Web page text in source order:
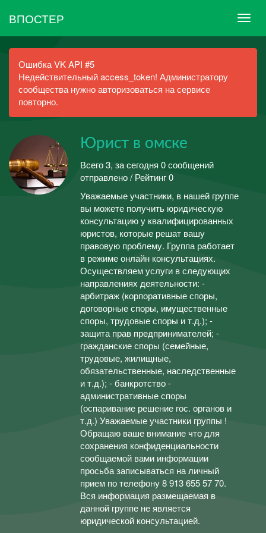
ВПОСТЕР
Ошибка VK API #5
Недействительный access_token! Администратору
сообщества нужно авторизоваться на сервисе
повторно.
Юрист в омске
Всего 3, за сегодня 0 сообщений
отправлено / Рейтинг 0
Уважаемые участники, в нашей группе
вы можете получить юридическую
консультацию у квалифицированных
юристов, которые решат вашу
правовую проблему. Группа работает
в режиме онлайн консультациях.
Осуществляем услуги в следующих
направлениях деятельности: -
арбитраж (корпоративные споры,
договорные споры, имущественные
споры, трудовые споры и т.д.); -
защита прав предпринимателей; -
гражданские споры (семейные,
трудовые, жилищные,
обязательственные, наследственные
и т.д.); - банкротство -
административные споры
(оспаривание решение гос. органов и
т.д.) Уважаемые участники группы !
Обращаю ваше внимание что для
сохранения конфиденциальности
сообщаемой вами информации
просьба записываться на личный
прием по телефону 8 913 655 57 70.
Вся информация размещаемая в
данной группе не является
юридической консультацией.